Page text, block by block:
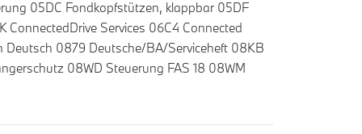
05DC Fondkopfstützen, klappbar 05DF
Services 06C4 Connected
Deutsch 0879 Deutsche/BA/Serviceheft 08KB
08WD Steuerung FAS 18 08WM